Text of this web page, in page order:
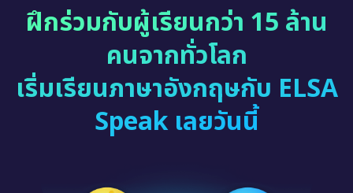
ฝึกร่วมกับผู้เรียนกว่า 15 ล้าน
คนจากทั่วโลก
เริ่มเรียนภาษาอังกฤษกับ ELSA
Speak เลยวันนี้